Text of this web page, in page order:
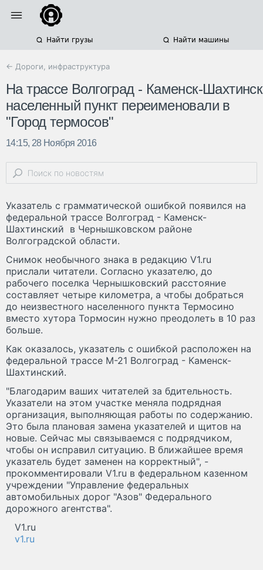
Найти грузы Найти машины
← Дороги, инфраструктура
На трассе Волгоград - Каменск-Шахтинск
населенный пункт переименовали в
"Город термосов"
14:15, 28 Ноября 2016
Указатель с грамматической ошибкой появился на
федеральной трассе Волгоград - Каменск-
Шахтинский в Чернышковском районе
Волгоградской области.
Снимок необычного знака в редакцию V1.ru
прислали читатели. Согласно указателю, до
рабочего поселка Чернышковский расстояние
составляет четыре километра, а чтобы добраться
до неизвестного населенного пункта Термосино
вместо хутора Тормосин нужно преодолеть в 10 раз
больше.
Как оказалось, указатель с ошибкой расположен на
федеральной трассе М-21 Волгоград - Каменск-
Шахтинский.
"Благодарим ваших читателей за бдительность.
Указатели на этом участке меняла подрядная
организация, выполняющая работы по содержанию.
Это была плановая замена указателей и щитов на
новые. Сейчас мы связываемся с подрядчиком,
чтобы он исправил ситуацию. В ближайшее время
указатель будет заменен на корректный", -
прокомментировали V1.ru в федеральном казенном
учреждении "Управление федеральных
автомобильных дорог "Азов" Федерального
дорожного агентства".
V1.ru
v1.ru